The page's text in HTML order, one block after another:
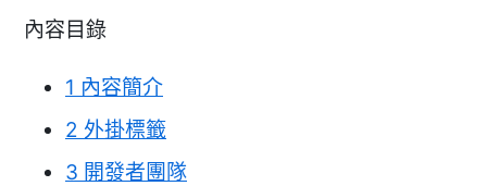
內容目錄
1 內容簡介
2 外掛標籤
3 開發者團隊